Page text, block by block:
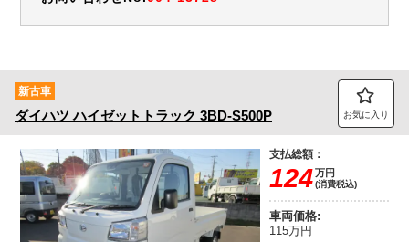
新古車
ダイハツ ハイゼットトラック 3BD-S500P お気に入り
支払総額：
124万円
(消費税込)
車両価格:
115万円